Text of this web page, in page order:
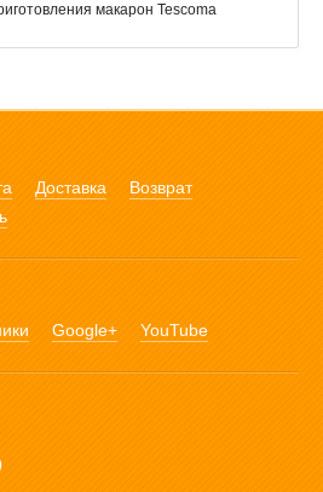
макарон Tescoma
Доставка
Возврат
Google+ YouTube